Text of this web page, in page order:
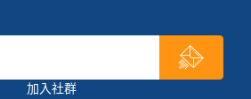
加入社群